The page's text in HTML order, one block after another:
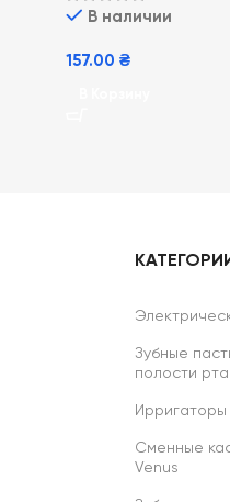
В наличии
157.00₴
Зубные
полости рта
Сменные
Venus